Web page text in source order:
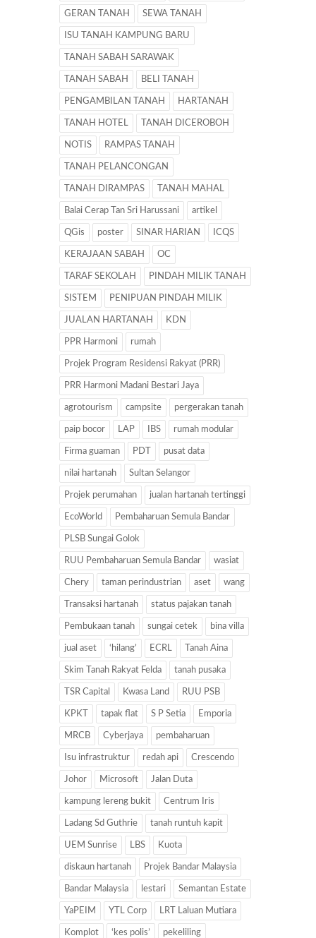
GERAN TANAH SEWA TANAH
ISU TANAH KAMPUNG BARU
TANAH SABAH SARAWAK
TANAH SABAH BELI TANAH
PENGAMBILAN TANAH HARTANAH
TANAH HOTEL TANAH DICEROBOH
NOTIS RAMPAS TANAH
TANAH PELANCONGAN
TANAH DIRAMPAS TANAH MAHAL
Balai Cerap Tan Sri Harussani artikel
QGis poster SINAR HARIAN ICQS
KERAJAAN SABAH OC
TARAF SEKOLAH PINDAH MILIK TANAH
SISTEM PENIPUAN PINDAH MILIK
JUALAN HARTANAH KDN
PPR Harmoni rumah
Projek Program Residensi Rakyat (PRR)
PRR Harmoni Madani Bestari Jaya
agrotourism campsite pergerakan tanah
paip bocor LAP IBS rumah modular
Firma guaman PDT pusat data
nilai hartanah Sultan Selangor
Projek perumahan jualan hartanah tertinggi
EcoWorld Pembaharuan Semula Bandar
PLSB Sungai Golok
RUU Pembaharuan Semula Bandar wasiat
Chery taman perindustrian aset wang
Transaksi hartanah status pajakan tanah
Pembukaan tanah sungai cetek bina villa
jual aset ‘hilang’ ECRL Tanah Aina
Skim Tanah Rakyat Felda tanah pusaka
TSR Capital Kwasa Land RUU PSB
KPKT tapak flat S P Setia Emporia
MRCB Cyberjaya pembaharuan
Isu infrastruktur redah api Crescendo
Johor Microsoft Jalan Duta
kampung lereng bukit Centrum Iris
Ladang Sd Guthrie tanah runtuh kapit
UEM Sunrise LBS Kuota
diskaun hartanah Projek Bandar Malaysia
Bandar Malaysia lestari Semantan Estate
YaPEIM YTL Corp LRT Laluan Mutiara
Komplot ‘kes polis’ pekeliling